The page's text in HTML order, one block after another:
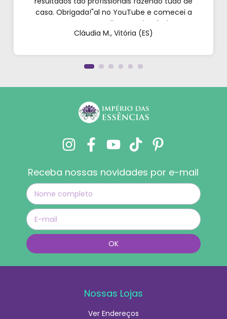
casa. Obrigada!"al no YouTube e comecei a
testar em casa. As dicas são incríveis e os
produtos são exatamente como mostram nos
perfumes!”
Cláudia M., Vitória (ES)
Receba nossas novidades por e-mail
Nossas Lojas
Ver Endereços